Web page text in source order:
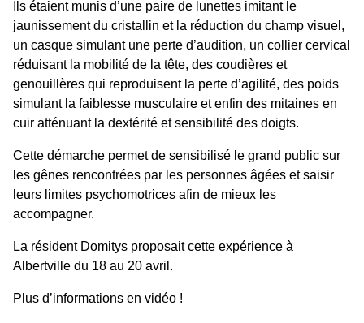
Ils étaient munis d’une paire de lunettes imitant le
jaunissement du cristallin et la réduction du champ visuel,
un casque simulant une perte d’audition, un collier cervical
réduisant la mobilité de la tête, des coudières et
genouillères qui reproduisent la perte d’agilité, des poids
simulant la faiblesse musculaire et enfin des mitaines en
cuir atténuant la dextérité et sensibilité des doigts.
Cette démarche permet de sensibilisé le grand public sur
les gênes rencontrées par les personnes âgées et saisir
leurs limites psychomotrices afin de mieux les
accompagner.
La résident Domitys proposait cette expérience à
Albertville du 18 au 20 avril.
Plus d’informations en vidéo !